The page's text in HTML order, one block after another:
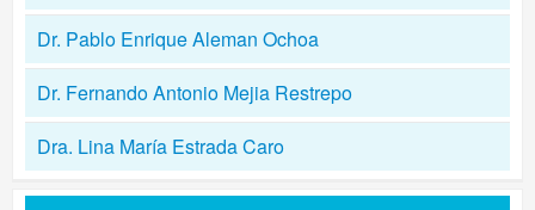
Dr. Pablo Enrique Aleman Ochoa
Dr. Fernando Antonio Mejia Restrepo
Dra. Lina María Estrada Caro